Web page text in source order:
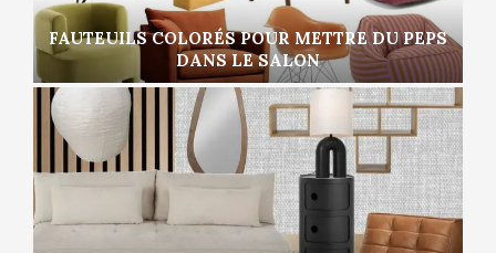
FAUTEUILS COLORÉS POUR METTRE DU PEPS
DANS LE SALON